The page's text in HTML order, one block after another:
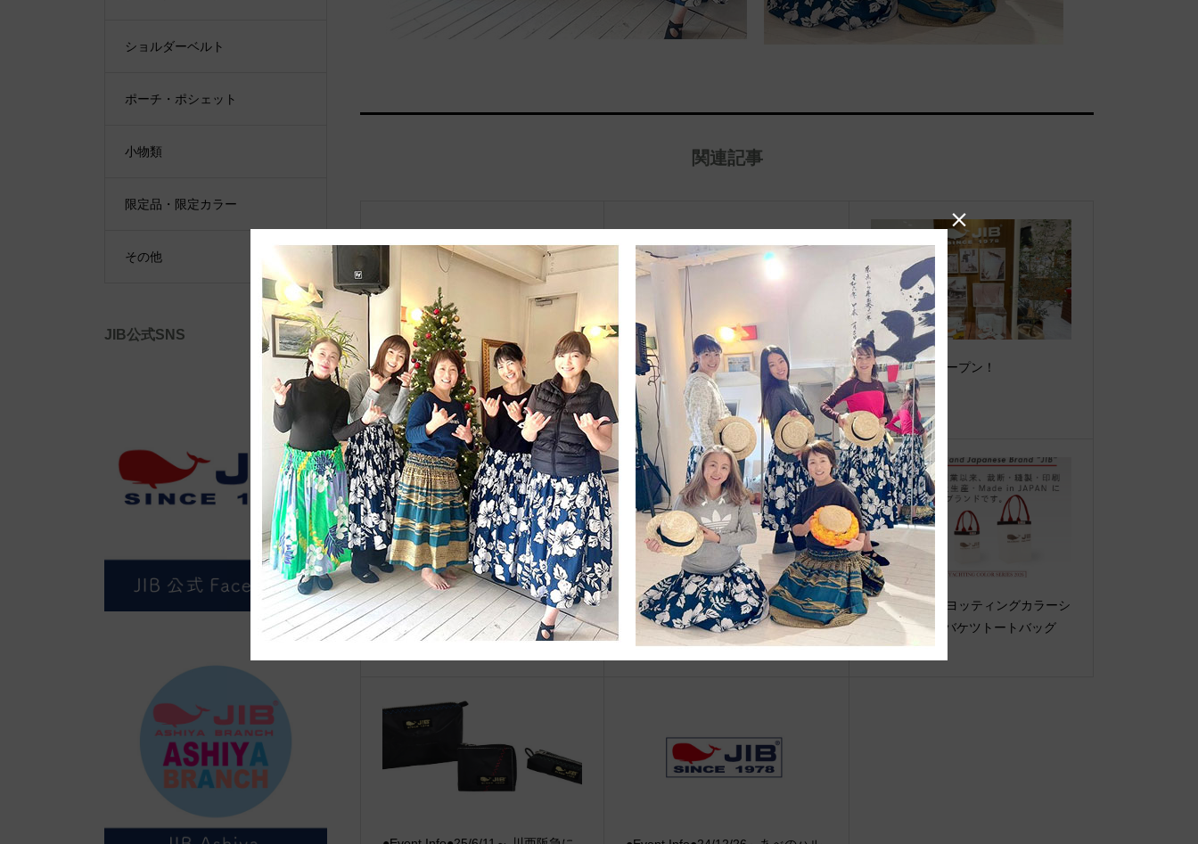
関連記事
自治体アワード Bronze受賞
☆JIB Group Info☆20/9/28~【重
要】JIB本店・船坂店限定カラーオ
ーダーサービス休止...
神戸阪急店オープン！
●Event Info●22/12/7～ 近鉄百貨店
上本町店にてJIBフェア開催！
8/9（土）ジャスミン宮島のJIB Hul
a部活動日記 ☆Aloha JIB Summer
Festa 2025☆
バーガンディヨッティングカラーシ
リーズ2026●バケツトートバッグ
ショルダーベルト
ポーチ・ポシェット
小物類
限定品・限定カラー
その他
JIB公式SNS
